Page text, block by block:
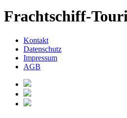
Frachtschiff-
Kontakt
Datenschutz
Impressum
AGB